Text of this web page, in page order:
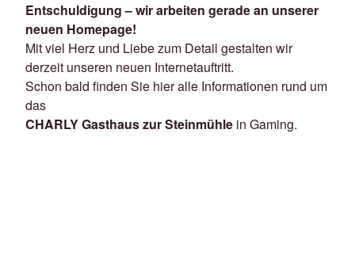
Entschuldigung – wir arbeiten gerade an unserer
neuen Homepage!
Mit viel Herz und Liebe zum Detail gestalten wir
derzeit unseren neuen Internetauftritt.
Schon bald finden Sie hier alle Informationen rund um
das
CHARLY Gasthaus zur Steinmühle in Gaming.